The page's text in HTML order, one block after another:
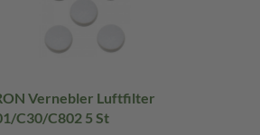
Vernebler Luftfilter
C30/C802 5 St